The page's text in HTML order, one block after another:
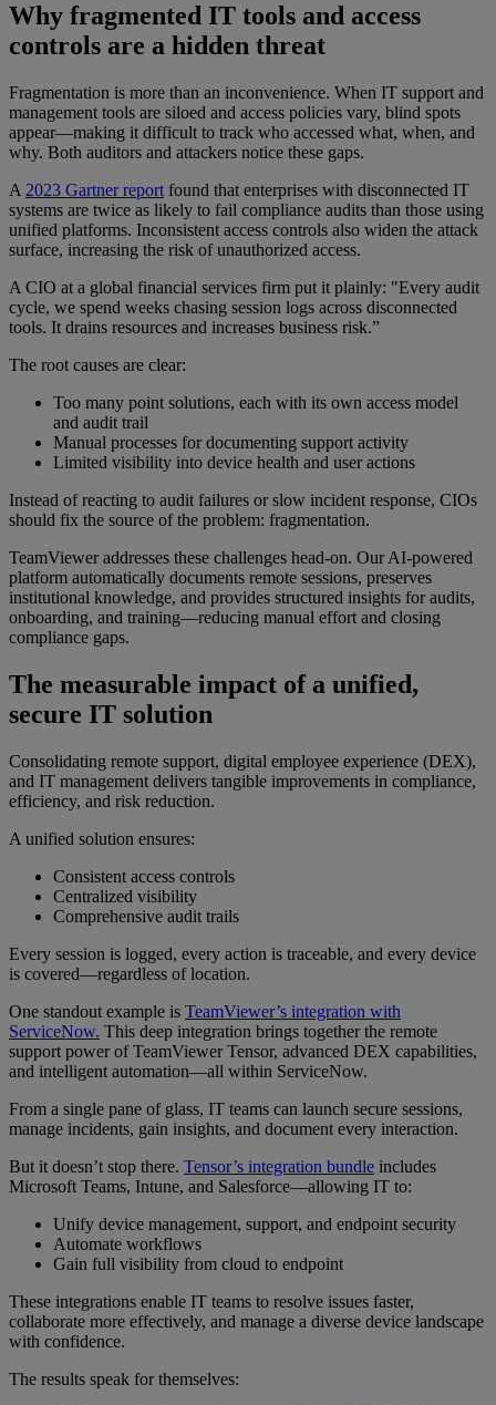
Why fragmented IT tools and access
controls are a hidden threat
Fragmentation is more than an inconvenience. When IT support and
management tools are siloed and access policies vary, blind spots
appear—making it difficult to track who accessed what, when, and
why. Both auditors and attackers notice these gaps.
A 2023 Gartner report found that enterprises with disconnected IT
systems are twice as likely to fail compliance audits than those using
unified platforms. Inconsistent access controls also widen the attack
surface, increasing the risk of unauthorized access.
A CIO at a global financial services firm put it plainly: "Every audit
cycle, we spend weeks chasing session logs across disconnected
tools. It drains resources and increases business risk.”
The root causes are clear:
Too many point solutions, each with its own access model
and audit trail
Manual processes for documenting support activity
Limited visibility into device health and user actions
Instead of reacting to audit failures or slow incident response, CIOs
should fix the source of the problem: fragmentation.
TeamViewer addresses these challenges head-on. Our AI-powered
platform automatically documents remote sessions, preserves
institutional knowledge, and provides structured insights for audits,
onboarding, and training—reducing manual effort and closing
compliance gaps.
The measurable impact of a unified,
secure IT solution
Consolidating remote support, digital employee experience (DEX),
and IT management delivers tangible improvements in compliance,
efficiency, and risk reduction.
A unified solution ensures:
Consistent access controls
Centralized visibility
Comprehensive audit trails
Every session is logged, every action is traceable, and every device
is covered—regardless of location.
One standout example is TeamViewer’s integration with
ServiceNow. This deep integration brings together the remote
support power of TeamViewer Tensor, advanced DEX capabilities,
and intelligent automation—all within ServiceNow.
From a single pane of glass, IT teams can launch secure sessions,
manage incidents, gain insights, and document every interaction.
But it doesn’t stop there. Tensor’s integration bundle includes
Microsoft Teams, Intune, and Salesforce—allowing IT to:
Unify device management, support, and endpoint security
Automate workflows
Gain full visibility from cloud to endpoint
These integrations enable IT teams to resolve issues faster,
collaborate more effectively, and manage a diverse device landscape
with confidence.
The results speak for themselves: